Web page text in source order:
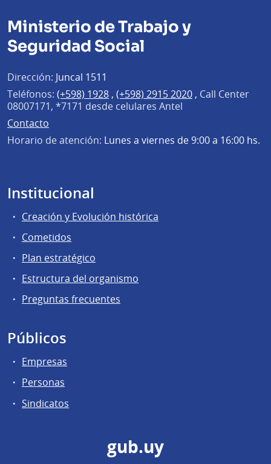
Ministerio de Trabajo y
Seguridad Social
Dirección: Juncal 1511
Teléfonos: (+598) 1928 , (+598) 2915 2020 , Call Center
08007171, *7171 desde celulares Antel
Contacto
Horario de atención: Lunes a viernes de 9:00 a 16:00 hs.
Institucional
Creación y Evolución histórica
Cometidos
Plan estratégico
Estructura del organismo
Preguntas frecuentes
Públicos
Empresas
Personas
Sindicatos
gub.uy